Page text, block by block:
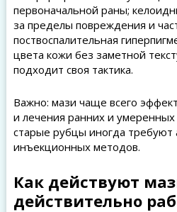
первоначальной раны;
за пределы повреждения и
поствоспалительная
цвета кожи без заметной
подходит своя тактика.
Важно: мази чаще всего
и лечения ранних и
старые рубцы иногда требуют
инъекционных методов.
Как действуют
действительно